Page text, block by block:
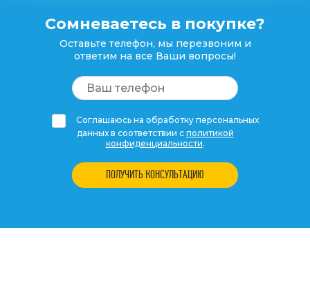
Сомневаетесь в покупке?
Оставьте телефон, мы перезвоним и
ответим на все Ваши вопросы!
Соглашаюсь на обработку персональных
данных в соответствии с политикой
конфиденциальности.
ПОЛУЧИТЬ КОНСУЛЬТАЦИЮ